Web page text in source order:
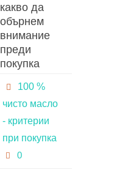
какво да
обърнем
внимание
преди
покупка
100 %
чисто масло
- критерии
при покупка
0